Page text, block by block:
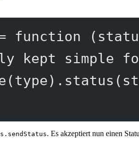
function (
simple for
(type). status
. Es akzeptiert nun einen